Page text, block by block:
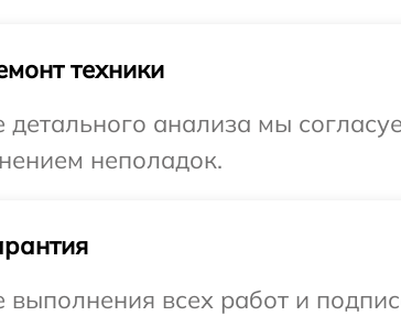
техники
детального анализа мы
неполадок.
выполнения всех работ и